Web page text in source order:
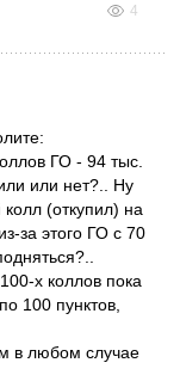
4
ГО - 94 тыс.
или нет?.. Ну
(откупил) на
за этого ГО с 70
х коллов пока
100 пунктов,
в любом случае